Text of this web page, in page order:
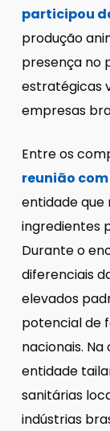
participou
produção
presença no
estratégicas
empresas
Entre os
reunião
entidade que
ingredientes
Durante o
diferenciais
elevados
potencial de
nacionais. Na
entidade
sanitárias
indústrias